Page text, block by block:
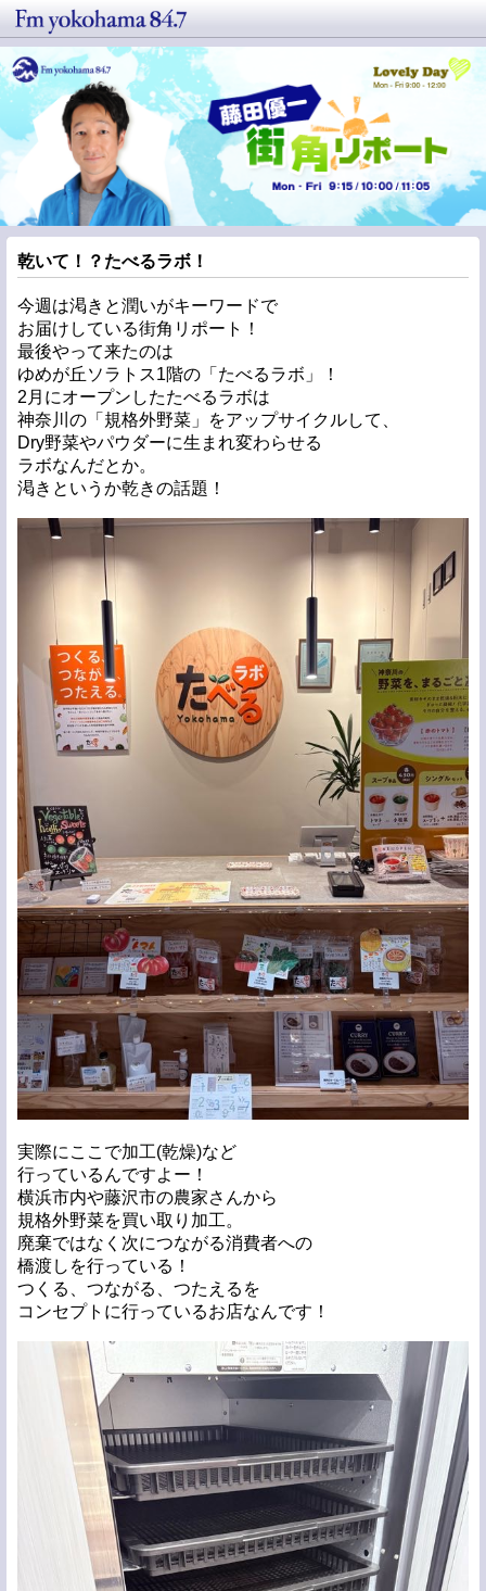
乾いて！？たべるラボ！
今週は渇きと潤いがキーワードで
お届けしている街角リポート！
最後やって来たのは
ゆめが丘ソラトス1階の「たべるラボ」！
2月にオープンしたたべるラボは
神奈川の「規格外野菜」をアップサイクルして、
Dry野菜やパウダーに生まれ変わらせる
ラボなんだとか。
渇きというか乾きの話題！
実際にここで加工(乾燥)など
行っているんですよー！
横浜市内や藤沢市の農家さんから
規格外野菜を買い取り加工。
廃棄ではなく次につながる消費者への
橋渡しを行っている！
つくる、つながる、つたえるを
コンセプトに行っているお店なんです！